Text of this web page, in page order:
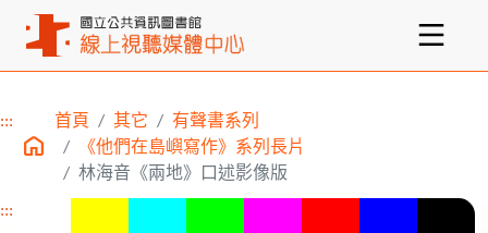
主要內容區塊
::: 首頁 其它
有聲書系列
《他們在島嶼寫作》系列長片
林海音《兩地》口述影像版
:::